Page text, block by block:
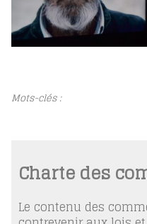
Mots-clés :
Charte des
Le contenu des